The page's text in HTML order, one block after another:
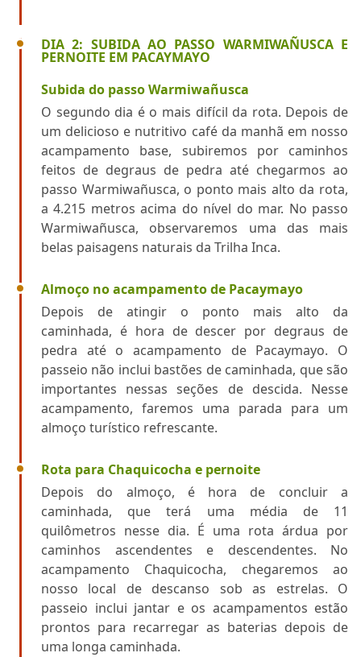
DIA 2: SUBIDA AO PASSO WARMIWAÑUSCA E
PERNOITE EM PACAYMAYO
Subida do passo Warmiwañusca
O segundo dia é o mais difícil da rota. Depois de
um delicioso e nutritivo café da manhã em nosso
acampamento base, subiremos por caminhos
feitos de degraus de pedra até chegarmos ao
passo Warmiwañusca, o ponto mais alto da rota,
a 4.215 metros acima do nível do mar. No passo
Warmiwañusca, observaremos uma das mais
belas paisagens naturais da Trilha Inca.
Almoço no acampamento de Pacaymayo
Depois de atingir o ponto mais alto da
caminhada, é hora de descer por degraus de
pedra até o acampamento de Pacaymayo. O
passeio não inclui bastões de caminhada, que são
importantes nessas seções de descida. Nesse
acampamento, faremos uma parada para um
almoço turístico refrescante.
Rota para Chaquicocha e pernoite
Depois do almoço, é hora de concluir a
caminhada, que terá uma média de 11
quilômetros nesse dia. É uma rota árdua por
caminhos ascendentes e descendentes. No
acampamento Chaquicocha, chegaremos ao
nosso local de descanso sob as estrelas. O
passeio inclui jantar e os acampamentos estão
prontos para recarregar as baterias depois de
uma longa caminhada.